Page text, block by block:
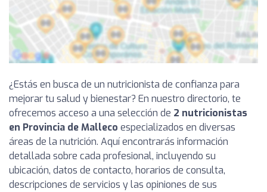
¿Estás en busca de un nutricionista de confianza para
mejorar tu salud y bienestar? En nuestro directorio, te
ofrecemos acceso a una selección de 2 nutricionistas
en Provincia de Malleco especializados en diversas
áreas de la nutrición. Aquí encontrarás información
detallada sobre cada profesional, incluyendo su
ubicación, datos de contacto, horarios de consulta,
descripciones de servicios y las opiniones de sus